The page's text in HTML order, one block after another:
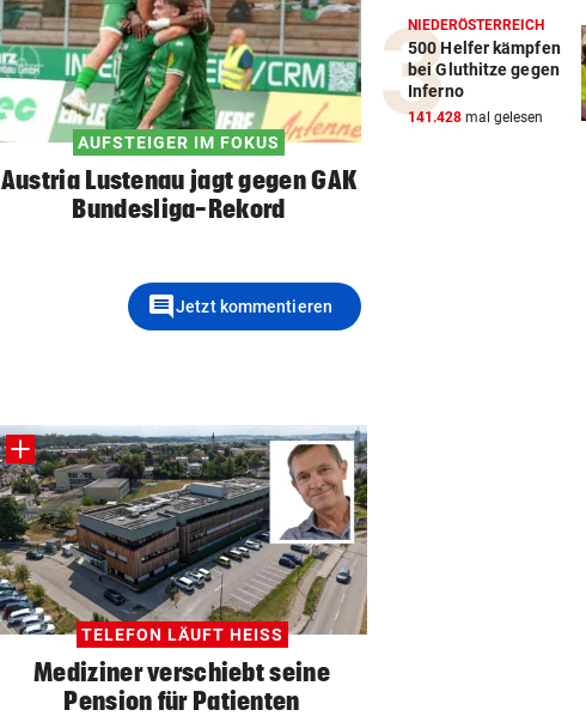
AUFSTEIGER IM FOKUS
Austria Lustenau jagt gegen GAK
Bundesliga-Rekord
commentJetzt kommentieren
TELEFON LÄUFT HEISS
Mediziner verschiebt seine
Pension für Patienten
NIEDERÖSTERREICH
500 Helfer kämpfen
bei Gluthitze gegen
Inferno
141.428 mal gelesen